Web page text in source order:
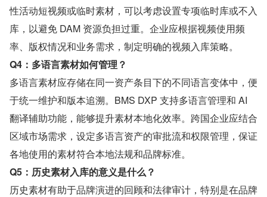
性活动短视频或临时素材，可以考虑设置专项临时库或不入
库，以避免 DAM 资源负担过重。企业应根据视频使用频
率、版权情况和业务需求，制定明确的视频入库策略。
Q4：多语言素材如何管理？
多语言素材应存储在同一资产条目下的不同语言变体中，便
于统一维护和版本追溯。BMS DXP 支持多语言管理和 AI
翻译辅助功能，能够提升素材本地化效率。跨国企业应结合
区域市场需求，设定多语言资产的审批流和权限管理，保证
各地使用的素材符合本地法规和品牌标准。
Q5：历史素材入库的意义是什么？
历史素材有助于品牌演进的回顾和法律审计，特别是在品牌